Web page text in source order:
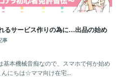
るサービス作りの為に…出品の始め
事
基本機械音痴なので、スマホで何か始め
にちは☆ママ向け在宅...